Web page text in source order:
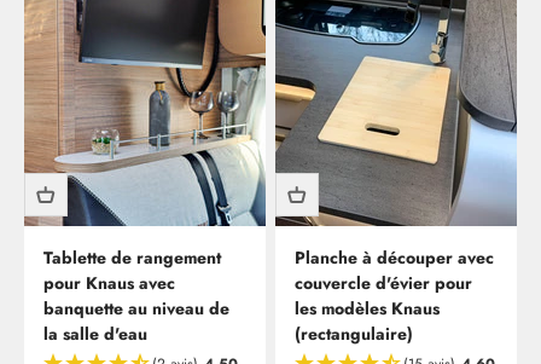
Tablette de rangement
pour Knaus avec
banquette au niveau de
la salle d'eau
Il est temps d'installer un nouveau plateau de table dans
ton camping-car, ta caravane ou ton campeur ?
Chez nous, la nouvelle table est disponible en différentes
Planche à découper avec
couvercle d'évier pour
les modèles Knaus
(rectangulaire)